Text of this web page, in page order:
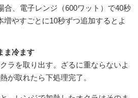
合、電子レンジ（600ワット）で40秒
増やすごとに10秒ずつ追加するとよ
ま冷ます
ラを取り出す。ざるに重ならないよ
が取れたら下処理完了。